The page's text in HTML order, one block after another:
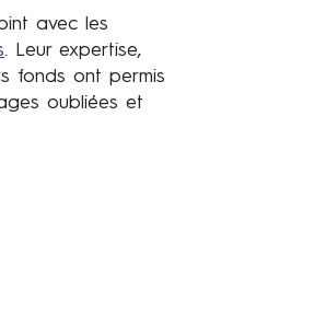
avec les
. Leur expertise,
fonds ont permis
oubliées et